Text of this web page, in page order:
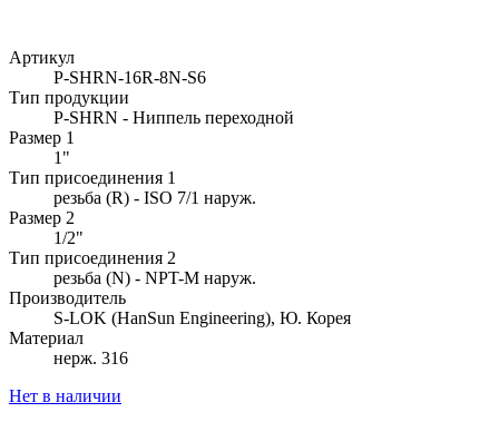
Артикул
P-SHRN-16R-8N-S6
Тип продукции
P-SHRN - Ниппель переходной
Размер 1
1"
Тип присоединения 1
резьба (R) - ISO 7/1 наруж.
Размер 2
1/2"
Тип присоединения 2
резьба (N) - NPT-M наруж.
Производитель
S-LOK (HanSun Engineering), Ю. Корея
Материал
нерж. 316
Нет в наличии